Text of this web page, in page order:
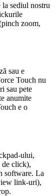
sediul nostru
zoom,
sau e
Touch nu
sau pete
anumite
e o
ului,
de click),
software. La
link-uri),